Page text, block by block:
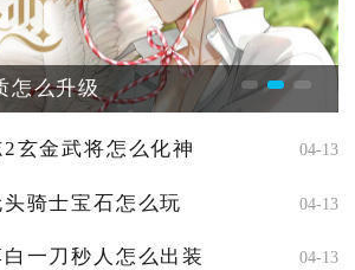
怎么升级
玄金武将怎么化神 04-13
骑士宝石怎么玩 04-13
一刀秒人怎么出装 04-13